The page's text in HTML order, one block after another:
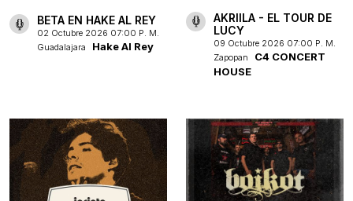
BETA EN HAKE AL REY
02 Octubre 2026 07:00 P. M.
Guadalajara
Hake Al Rey
AKRIILA - EL TOUR DE
LUCY
09 Octubre 2026 07:00 P. M.
Zapopan
C4 CONCERT
HOUSE